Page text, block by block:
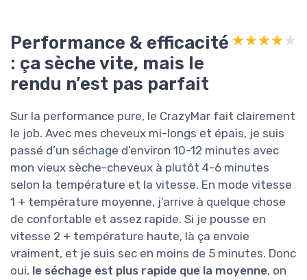
Performance & efficacité
: ça sèche vite, mais le
rendu n’est pas parfait
★★★★★
★★★★★
Sur la performance pure, le CrazyMar fait clairement
le job. Avec mes cheveux mi-longs et épais, je suis
passé d’un séchage d’environ 10-12 minutes avec
mon vieux sèche-cheveux à plutôt 4-6 minutes
selon la température et la vitesse. En mode vitesse
1 + température moyenne, j’arrive à quelque chose
de confortable et assez rapide. Si je pousse en
vitesse 2 + température haute, là ça envoie
vraiment, et je suis sec en moins de 5 minutes. Donc
oui, le séchage est plus rapide que la moyenne, on